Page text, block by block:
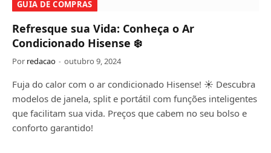
GUIA DE COMPRAS
Refresque sua Vida: Conheça o Ar
Condicionado Hisense ❄️
Por redacao outubro 9, 2024
Fuja do calor com o ar condicionado Hisense! ☀️ Descubra
modelos de janela, split e portátil com funções inteligentes
que facilitam sua vida. Preços que cabem no seu bolso e
conforto garantido!